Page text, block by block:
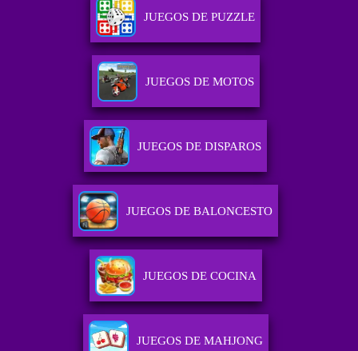
JUEGOS DE PUZZLE
JUEGOS DE MOTOS
JUEGOS DE DISPAROS
JUEGOS DE BALONCESTO
JUEGOS DE COCINA
JUEGOS DE MAHJONG